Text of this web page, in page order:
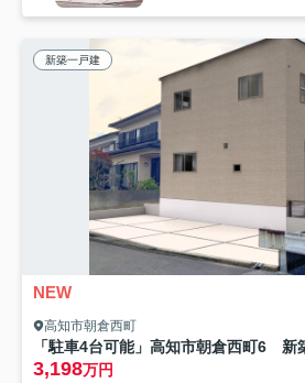
新築一戸建
NEW
高知市朝倉西町
「駐車4台可能」高知市朝倉西町6 新
3,198万円